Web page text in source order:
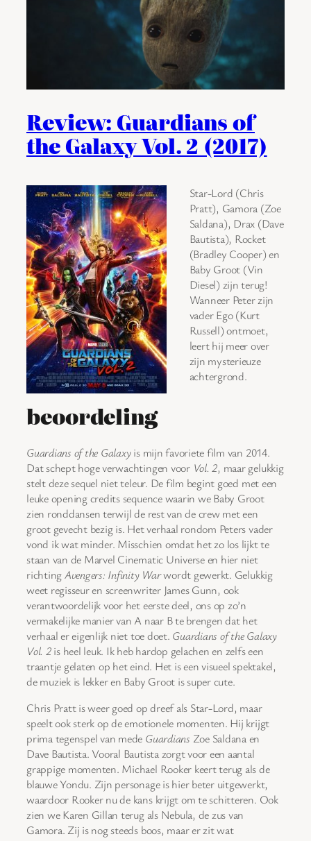
Review: Guardians of
the Galaxy Vol. 2 (2017)
Star-Lord (Chris
Pratt), Gamora (Zoe
Saldana), Drax (Dave
Bautista), Rocket
(Bradley Cooper) en
Baby Groot (Vin
Diesel) zijn terug!
Wanneer Peter zijn
vader Ego (Kurt
Russell) ontmoet,
leert hij meer over
zijn mysterieuze
achtergrond.
beoordeling
Guardians of the Galaxyis mijn favoriete film van 2014.
Dat schept hoge verwachtingen voor Vol. 2, maar gelukkig
stelt deze sequel niet teleur. De film begint goed met een
leuke opening credits sequence waarin we Baby Groot
zien ronddansen terwijl de rest van de crew met een
groot gevecht bezig is. Het verhaal rondom Peters vader
vond ik wat minder. Misschien omdat het zo los lijkt te
staan van de Marvel Cinematic Universe en hier niet
richtingAvengers: Infinity Warwordt gewerkt. Gelukkig
weet regisseur en screenwriter James Gunn, ook
verantwoordelijk voor het eerste deel, ons op zo’n
vermakelijke manier van A naar B te brengen dat het
verhaal er eigenlijk niet toe doet. Guardians of the Galaxy
Vol. 2is heel leuk. Ik heb hardop gelachen en zelfs een
traantje gelaten op het eind. Het is een visueel spektakel,
de muziek is lekker en Baby Groot is super cute.
Chris Pratt is weer goed op dreef als Star-Lord, maar
speelt ook sterk op de emotionele momenten. Hij krijgt
prima tegenspel van mede Guardians Zoe Saldana en
Dave Bautista. Vooral Bautista zorgt voor een aantal
grappige momenten. Michael Rooker keert terug als de
blauwe Yondu. Zijn personage is hier beter uitgewerkt,
waardoor Rooker nu de kans krijgt om te schitteren. Ook
zien we Karen Gillan terug als Nebula, de zus van
Gamora. Zij is nog steeds boos, maar er zit wat